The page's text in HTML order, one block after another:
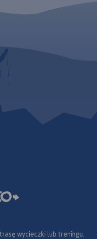
wycieczki lub treningu.